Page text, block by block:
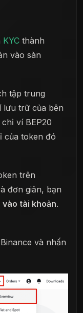
KYC thành
vào sàn
tập trung
lưu trữ của bên
ví BEP20
của token đó
trên
đơn giản, bạn
vào tài khoản.
và nhấn